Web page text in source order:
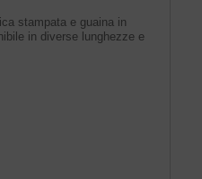
stampata e guaina in
in diverse lunghezze e